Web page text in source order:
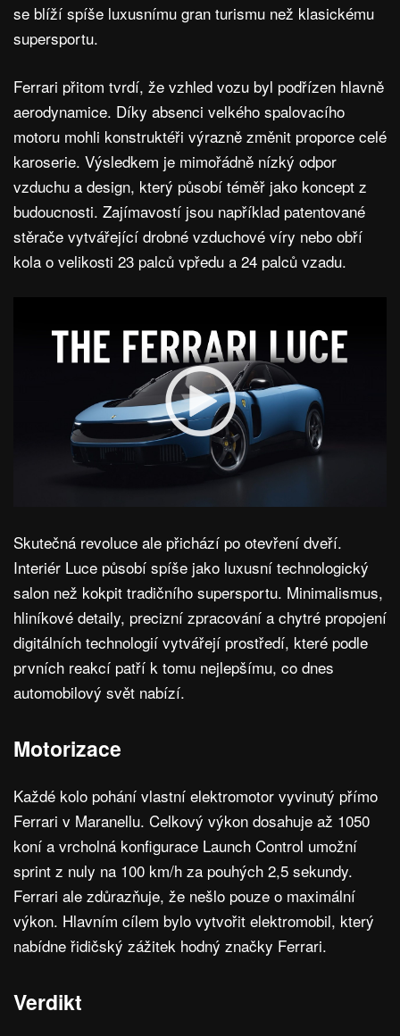
se blíží spíše luxusnímu gran turismu než klasickému
supersportu.
Ferrari přitom tvrdí, že vzhled vozu byl podřízen hlavně
aerodynamice. Díky absenci velkého spalovacího
motoru mohli konstruktéři výrazně změnit proporce celé
karoserie. Výsledkem je mimořádně nízký odpor
vzduchu a design, který působí téměř jako koncept z
budoucnosti. Zajímavostí jsou například patentované
stěrače vytvářející drobné vzduchové víry nebo obří
kola o velikosti 23 palců vpředu a 24 palců vzadu.
Skutečná revoluce ale přichází po otevření dveří.
Interiér Luce působí spíše jako luxusní technologický
salon než kokpit tradičního supersportu. Minimalismus,
hliníkové detaily, precizní zpracování a chytré propojení
digitálních technologií vytvářejí prostředí, které podle
prvních reakcí patří k tomu nejlepšímu, co dnes
automobilový svět nabízí.
Motorizace
Každé kolo pohání vlastní elektromotor vyvinutý přímo
Ferrari v Maranellu. Celkový výkon dosahuje až 1050
koní a vrcholná konfigurace Launch Control umožní
sprint z nuly na 100 km/h za pouhých 2,5 sekundy.
Ferrari ale zdůrazňuje, že nešlo pouze o maximální
výkon. Hlavním cílem bylo vytvořit elektromobil, který
nabídne řidičský zážitek hodný značky Ferrari.
Verdikt